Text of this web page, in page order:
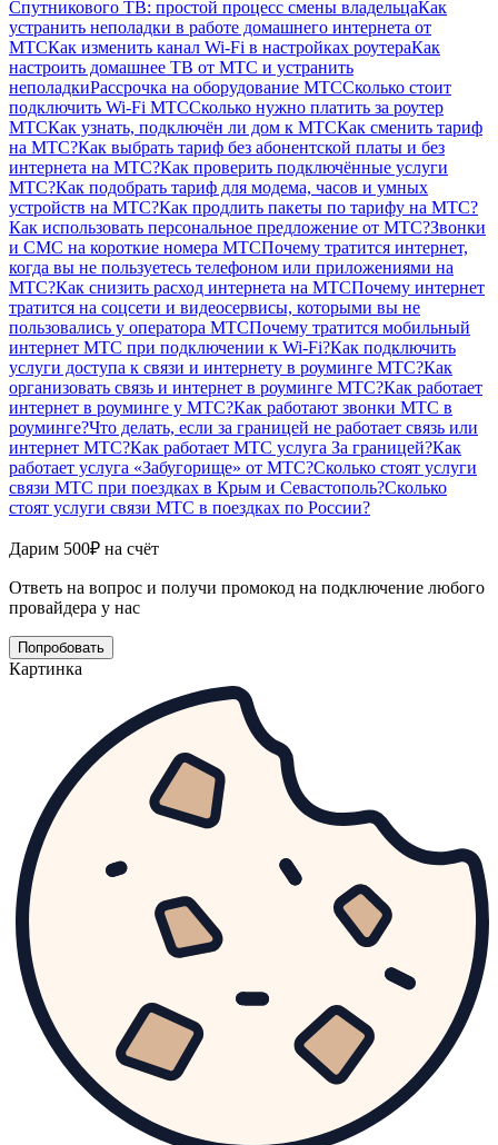
Спутникового ТВ: простой процесс смены владельцаКак
устранить неполадки в работе домашнего интернета от
МТСКак изменить канал Wi-Fi в настройках роутераКак
настроить домашнее ТВ от МТС и устранить
неполадкиРассрочка на оборудование МТССколько стоит
подключить Wi-Fi МТССколько нужно платить за роутер
МТСКак узнать, подключён ли дом к МТСКак сменить тариф
на МТС?Как выбрать тариф без абонентской платы и без
интернета на МТС?Как проверить подключённые услуги
МТС?Как подобрать тариф для модема, часов и умных
устройств на МТС?Как продлить пакеты по тарифу на МТС?
Как использовать персональное предложение от МТС?Звонки
и СМС на короткие номера МТСПочему тратится интернет,
когда вы не пользуетесь телефоном или приложениями на
МТС?Как снизить расход интернета на МТСПочему интернет
тратится на соцсети и видеосервисы, которыми вы не
пользовались у оператора МТСПочему тратится мобильный
интернет МТС при подключении к Wi-Fi?Как подключить
услуги доступа к связи и интернету в роуминге МТС?Как
организовать связь и интернет в роуминге МТС?Как работает
интернет в роуминге у МТС?Как работают звонки МТС в
роуминге?Что делать, если за границей не работает связь или
интернет МТС?Как работает МТС услуга За границей?Как
работает услуга «Забугорище» от МТС?Сколько стоят услуги
связи МТС при поездках в Крым и Севастополь?Сколько
стоят услуги связи МТС в поездках по России?
Дарим 500₽ на счёт
Ответь на вопрос и получи промокод на подключение любого
провайдера у нас
Попробовать
Картинка